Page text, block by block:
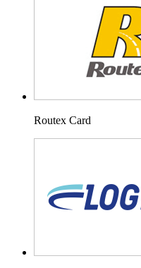
Routex Card